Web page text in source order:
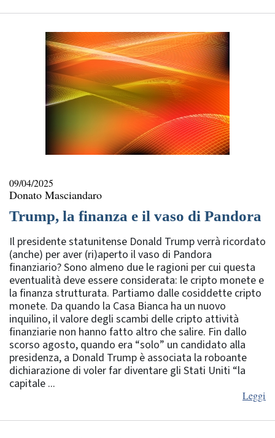
09/04/2025
Donato Masciandaro
Trump, la finanza e il vaso di Pandora
Il presidente statunitense Donald Trump verrà ricordato
(anche) per aver (ri)aperto il vaso di Pandora
finanziario? Sono almeno due le ragioni per cui questa
eventualità deve essere considerata: le cripto monete e
la finanza strutturata. Partiamo dalle cosiddette cripto
monete. Da quando la Casa Bianca ha un nuovo
inquilino, il valore degli scambi delle cripto attività
finanziarie non hanno fatto altro che salire. Fin dallo
scorso agosto, quando era “solo” un candidato alla
presidenza, a Donald Trump è associata la roboante
dichiarazione di voler far diventare gli Stati Uniti “la
capitale ...
Leggi